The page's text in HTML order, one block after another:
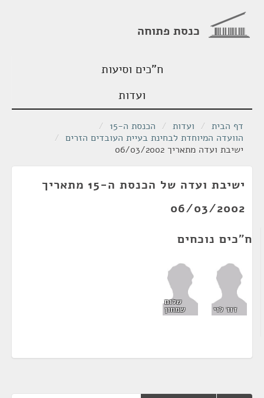
כנסת פתוחה
ח"כים וסיעות
ועדות
דף הבית / ועדות / הכנסת ה-15
/
הוועדה המיוחדת לבחינת בעיית העובדים הזרים /
ישיבת ועדה מתאריך 06/03/2002
ישיבת ועדה של הכנסת ה-15 מתאריך
06/03/2002
ח"כים נוכחים
דוד לוי
שלום
שמחון